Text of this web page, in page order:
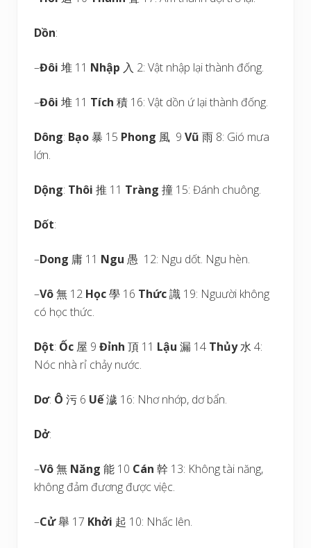
Dồn:
–Đôi 堆 11 Nhập 入 2: Vật nhập lại thành đống.
–Đôi 堆 11 Tích 積 16: Vật dồn ứ lại thành đống.
Dông: Bạo暴 15 Phong 風 9 Vũ 雨 8: Gió mưa
lớn.
Dộng: Thôi 推 11 Tràng 撞 15: Đánh chuông.
Dốt:
–Dong 庸 11 Ngu 愚 12: Ngu dốt. Ngu hèn.
–Vô無 12 Học學 16 Thức識 19: Nguười không
có học thức.
Dột: Ốc 屋 9 Đỉnh 頂 11 Lậu 漏 14 Thủy水 4:
Nóc nhà rỉ chảy nước.
Dơ: Ô 污 6 Uế濊 16: Nhơ nhớp, dơ bẩn.
Dở:
–Vô無 Năng 能 10 Cán 幹 13: Không tài năng,
không đảm đương được việc.
–Cử舉 17 Khởi 起 10: Nhấc lên.